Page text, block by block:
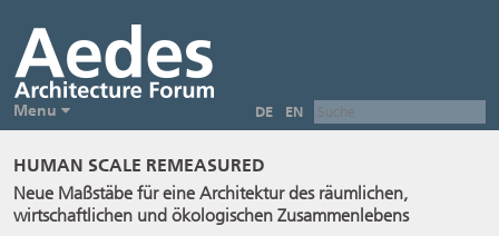
DE EN
Menu
HUMAN SCALE REMEASURED
Neue Maßstäbe für eine Architektur des räumlichen,
wirtschaftlichen und ökologischen Zusammenlebens